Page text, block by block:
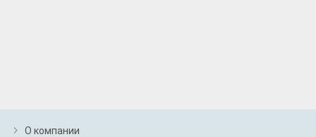
О компании